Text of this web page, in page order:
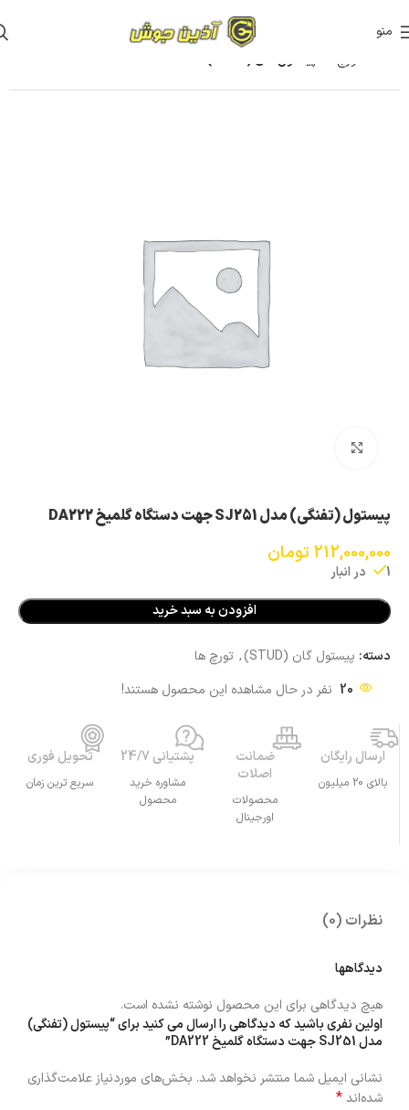
منو
تورچ ها پیستول گان (STUD)
پیستول (تفنگی) مدل SJ251 جهت دستگاه گلمیخ DA222
212,000,000 تومان
1 در انبار
افزودن به سبد خرید
دسته: پیستول گان (STUD) , تورچ ها
20 نفر در حال مشاهده این محصول هستند!
ارسال رایگان
بالای 20 میلیون
ضمانت
اصلات
محصولات
اورجینال
پشتیانی 24/7
مشاوره خرید
محصول
تحویل فوری
سریع ترین زمان
نظرات (0)
دیدگاهها
هیچ دیدگاهی برای این محصول نوشته نشده است.
اولین نفری باشید که دیدگاهی را ارسال می کنید برای “پیستول (تفنگی)
مدل SJ251 جهت دستگاه گلمیخ DA222”
نشانی ایمیل شما منتشر نخواهد شد. بخش‌های موردنیاز علامت‌گذاری
شده‌اند*